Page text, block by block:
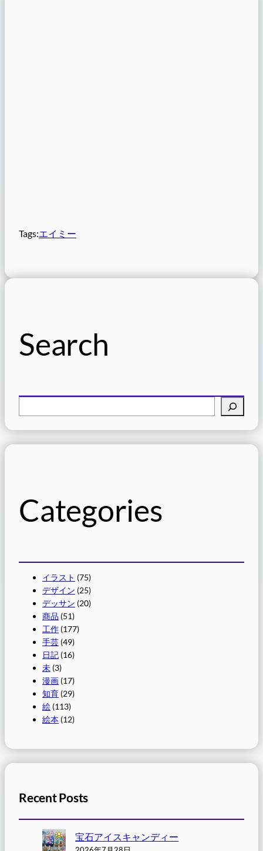
Tags:エイミー
Search
索
Categories
イラスト (75)
デザイン (25)
デッサン (20)
商品 (51)
工作 (177)
手芸 (49)
日記 (16)
未 (3)
漫画 (17)
知育 (29)
絵 (113)
絵本 (12)
Recent Posts
宝石アイスキャンディー